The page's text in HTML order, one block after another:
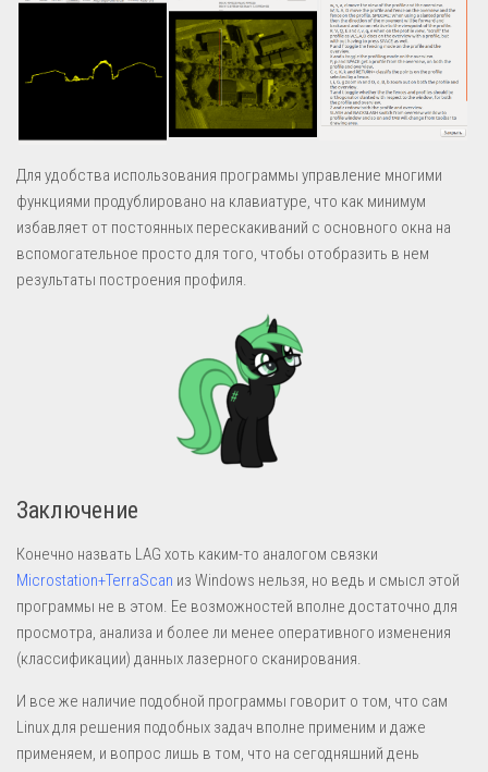
Для удобства использования программы управление многими
функциями продублировано на клавиатуре, что как минимум
избавляет от постоянных перескакиваний с основного окна на
вспомогательное просто для того, чтобы отобразить в нем
результаты построения профиля.
Заключение
Конечно назвать LAG хоть каким-то аналогом связки
Microstation+TerraScan из Windows нельзя, но ведь и смысл этой
программы не в этом. Ее возможностей вполне достаточно для
просмотра, анализа и более ли менее оперативного изменения
(классификации) данных лазерного сканирования.
И все же наличие подобной программы говорит о том, что сам
Linux для решения подобных задач вполне применим и даже
применяем, и вопрос лишь в том, что на сегодняшний день